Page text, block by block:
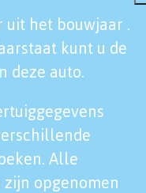
uit het bouwjaar .
kunt u de
deze auto.
Alle
opgenomen